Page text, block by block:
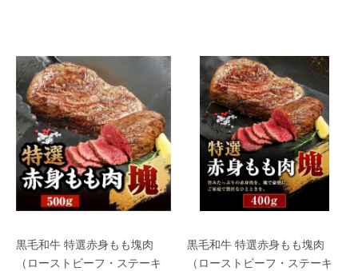
黒毛和牛 特選赤身もも塊肉
（ローストビーフ・ステーキ
黒毛和牛 特選赤身もも塊肉
（ローストビーフ・ステーキ